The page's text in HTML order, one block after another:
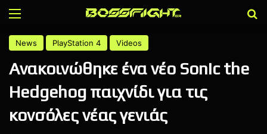
Menu
News PlayStation 4 Videos
Ανακοινώθηκε ένα νέο Sonic the
Hedgehog παιχνίδι για τις
κονσόλες νέας γενιάς